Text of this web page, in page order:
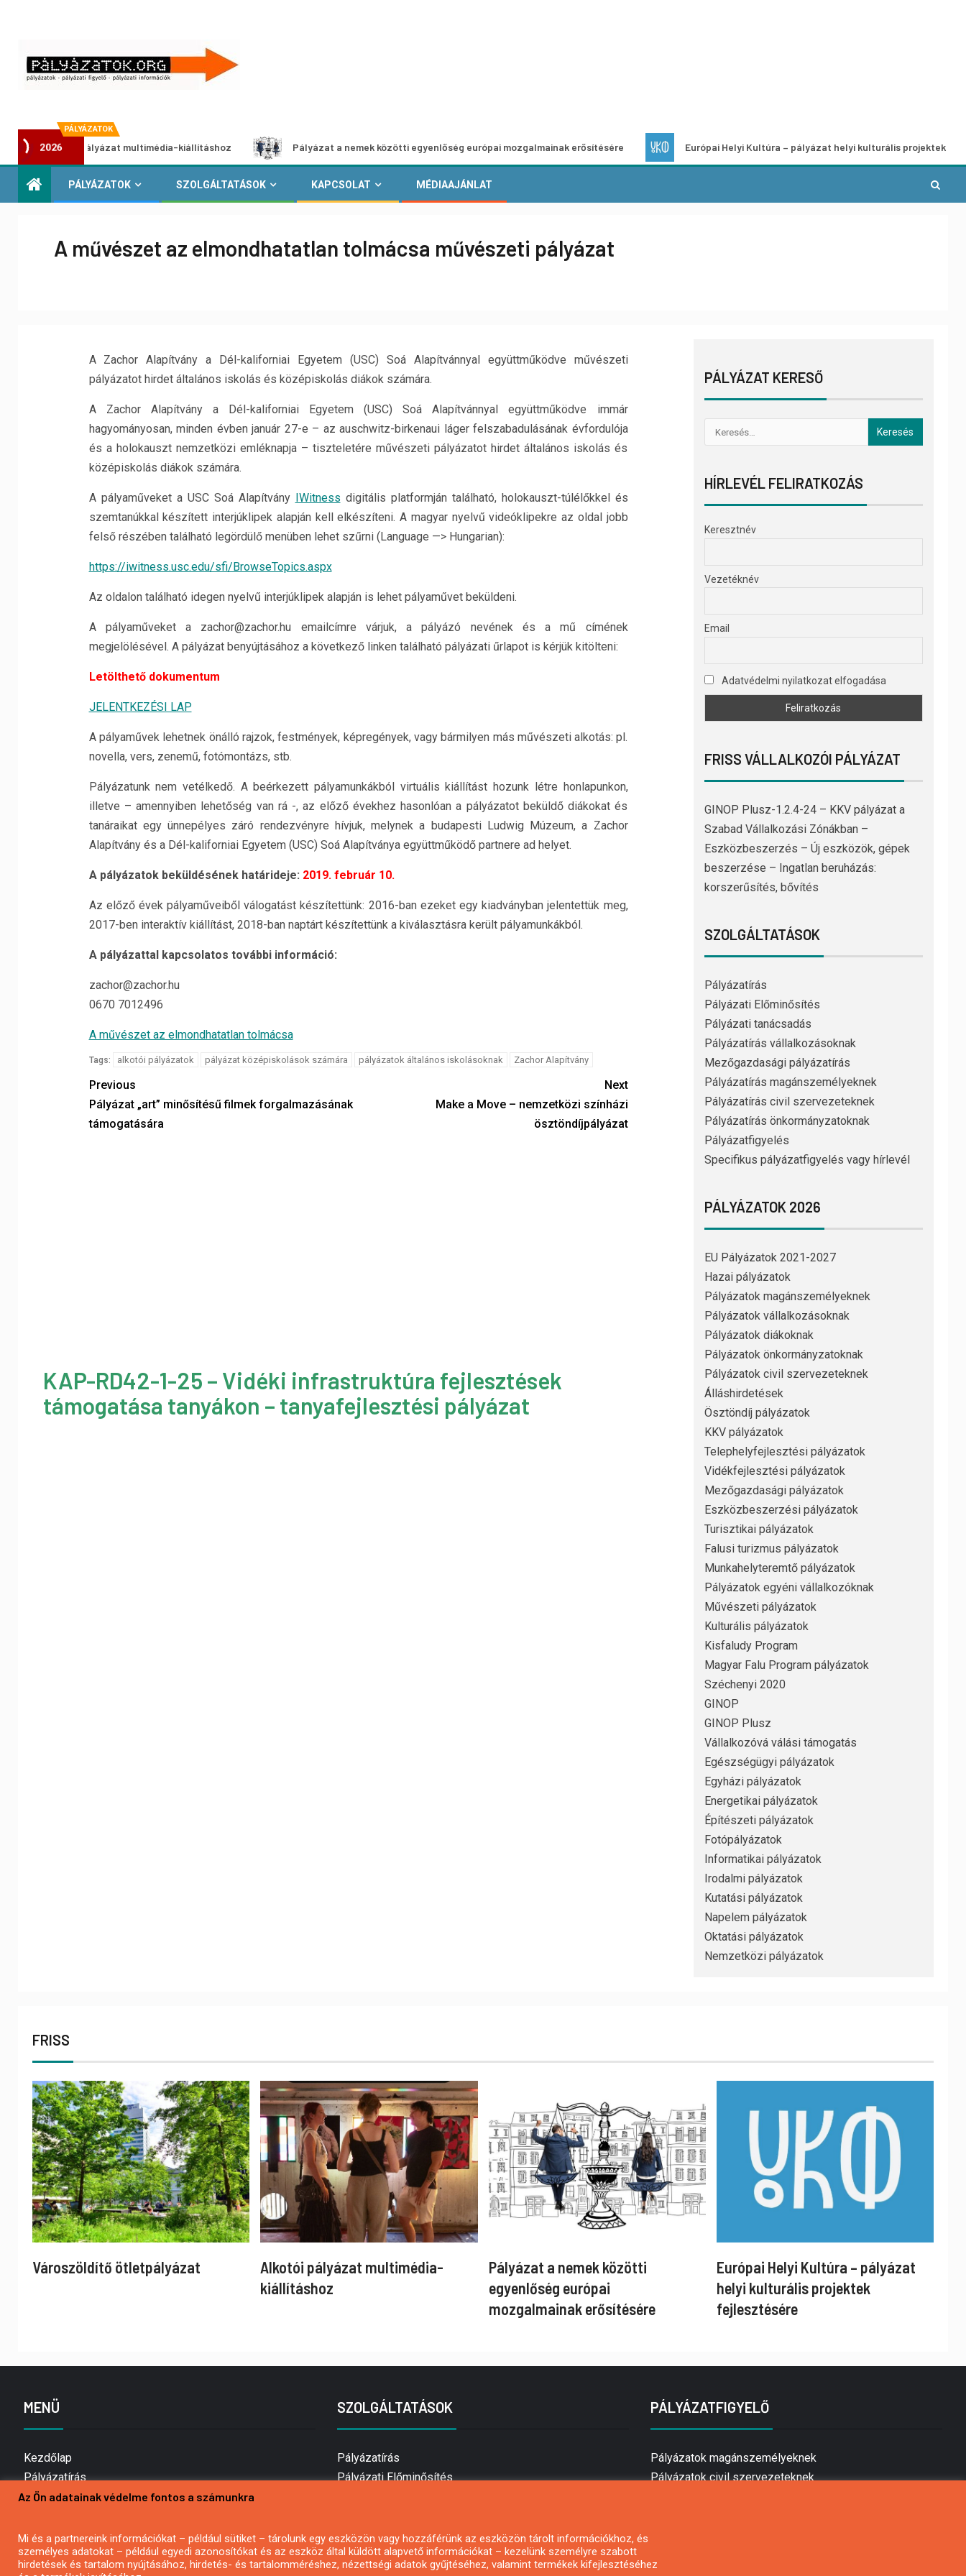
PÁLYÁZATOK
2026
pályázat multimédia-kiállításhoz Pályázat a nemek közötti egyenlőség európai mozgalmainak erősítésére Európai Helyi Kultúra – pályázat helyi kulturális projektek fejlesztésére
PÁLYÁZATOK SZOLGÁLTATÁSOK KAPCSOLAT MÉDIAAJÁNLAT
A művészet az elmondhatatlan tolmácsa művészeti pályázat
A Zachor Alapítvány a Dél-kaliforniai Egyetem (USC) Soá Alapítvánnyal együttműködve művészeti
pályázatot hirdet általános iskolás és középiskolás diákok számára.
A Zachor Alapítvány a Dél-kaliforniai Egyetem (USC) Soá Alapítvánnyal együttműködve immár
hagyományosan, minden évben január 27-e – az auschwitz-birkenaui láger felszabadulásának évfordulója
és a holokauszt nemzetközi emléknapja – tiszteletére művészeti pályázatot hirdet általános iskolás és
középiskolás diákok számára.
A pályaműveket a USC Soá Alapítvány IWitness digitális platformján található, holokauszt-túlélőkkel és
szemtanúkkal készített interjúklipek alapján kell elkészíteni. A magyar nyelvű videóklipekre az oldal jobb
felső részében található legördülő menüben lehet szűrni (Language —> Hungarian):
https://iwitness.usc.edu/sfi/BrowseTopics.aspx
Az oldalon található idegen nyelvű interjúklipek alapján is lehet pályaművet beküldeni.
A pályaműveket a zachor@zachor.hu emailcímre várjuk, a pályázó nevének és a mű címének
megjelölésével. A pályázat benyújtásához a következő linken található pályázati űrlapot is kérjük kitölteni:
Letölthető dokumentum
JELENTKEZÉSI LAP
A pályaművek lehetnek önálló rajzok, festmények, képregények, vagy bármilyen más művészeti alkotás: pl.
novella, vers, zenemű, fotómontázs, stb.
Pályázatunk nem vetélkedő. A beérkezett pályamunkákból virtuális kiállítást hozunk létre honlapunkon,
illetve – amennyiben lehetőség van rá -, az előző évekhez hasonlóan a pályázatot beküldő diákokat és
tanáraikat egy ünnepélyes záró rendezvényre hívjuk, melynek a budapesti Ludwig Múzeum, a Zachor
Alapítvány és a Dél-kaliforniai Egyetem (USC) Soá Alapítványa együttműködő partnere ad helyet.
A pályázatok beküldésének határideje: 2019. február 10.
Az előző évek pályaműveiből válogatást készítettünk: 2016-ban ezeket egy kiadványban jelentettük meg,
2017-ben interaktív kiállítást, 2018-ban naptárt készítettünk a kiválasztásra került pályamunkákból.
A pályázattal kapcsolatos további információ:
zachor@zachor.hu
0670 7012496
A művészet az elmondhatatlan tolmácsa
Tags: alkotói pályázatok pályázat középiskolások számára pályázatok általános iskolásoknak Zachor Alapítvány
Previous
Pályázat „art” minősítésű filmek forgalmazásának
támogatására
Next
Make a Move – nemzetközi színházi
ösztöndíjpályázat
KAP-RD42-1-25 – Vidéki infrastruktúra fejlesztések
támogatása tanyákon – tanyafejlesztési pályázat
PÁLYÁZAT KERESŐ
HÍRLEVÉL FELIRATKOZÁS
Keresztnév
Vezetéknév
Email
Adatvédelmi nyilatkozat elfogadása
FRISS VÁLLALKOZÓI PÁLYÁZAT
GINOP Plusz-1.2.4-24 – KKV pályázat a
Szabad Vállalkozási Zónákban –
Eszközbeszerzés – Új eszközök, gépek
beszerzése – Ingatlan beruházás:
korszerűsítés, bővítés
SZOLGÁLTATÁSOK
Pályázatírás
Pályázati Előminősítés
Pályázati tanácsadás
Pályázatírás vállalkozásoknak
Mezőgazdasági pályázatírás
Pályázatírás magánszemélyeknek
Pályázatírás civil szervezeteknek
Pályázatírás önkormányzatoknak
Pályázatfigyelés
Specifikus pályázatfigyelés vagy hírlevél
PÁLYÁZATOK 2026
EU Pályázatok 2021-2027
Hazai pályázatok
Pályázatok magánszemélyeknek
Pályázatok vállalkozásoknak
Pályázatok diákoknak
Pályázatok önkormányzatoknak
Pályázatok civil szervezeteknek
Álláshirdetések
Ösztöndíj pályázatok
KKV pályázatok
Telephelyfejlesztési pályázatok
Vidékfejlesztési pályázatok
Mezőgazdasági pályázatok
Eszközbeszerzési pályázatok
Turisztikai pályázatok
Falusi turizmus pályázatok
Munkahelyteremtő pályázatok
Pályázatok egyéni vállalkozóknak
Művészeti pályázatok
Kulturális pályázatok
Kisfaludy Program
Magyar Falu Program pályázatok
Széchenyi 2020
GINOP
GINOP Plusz
Vállalkozóvá válási támogatás
Egészségügyi pályázatok
Egyházi pályázatok
Energetikai pályázatok
Építészeti pályázatok
Fotópályázatok
Informatikai pályázatok
Irodalmi pályázatok
Kutatási pályázatok
Napelem pályázatok
Oktatási pályázatok
Nemzetközi pályázatok
FRISS
Városzöldítő ötletpályázat
Alkotói pályázat multimédia-
kiállításhoz
Pályázat a nemek közötti
egyenlőség európai
mozgalmainak erősítésére
Európai Helyi Kultúra – pályázat
helyi kulturális projektek
fejlesztésére
MENÜ
Kezdőlap
Pályázatírás
Bemutatkozás
Hírlevél feliratkozás
Impresszum
SZOLGÁLTATÁSOK
Pályázatírás
Pályázati Előminősítés
Mezőgazdasági pályázatírás
Pályázatírás magánszemélyeknek
PÁLYÁZATFIGYELŐ
Pályázatok magánszemélyeknek
Pályázatok civil szervezeteknek
Az Ön adatainak védelme fontos a számunkra
Mi és a partnereink információkat – például sütiket – tárolunk egy eszközön vagy hozzáférünk az eszközön tárolt információkhoz, és
személyes adatokat – például egyedi azonosítókat és az eszköz által küldött alapvető információkat – kezelünk személyre szabott
hirdetések és tartalom nyújtásához, hirdetés- és tartalomméréshez, nézettségi adatok gyűjtéséhez, valamint termékek kifejlesztéséhez